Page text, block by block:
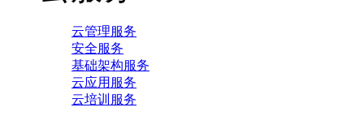
云管理服务
安全服务
基础架构服务
云应用服务
云培训服务